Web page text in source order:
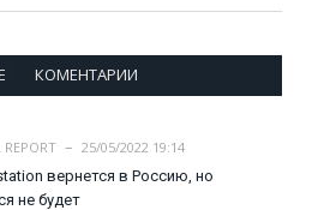
КОМЕНТАРИИ
25/05/2022 19:14
вернется в Россию, но
не будет